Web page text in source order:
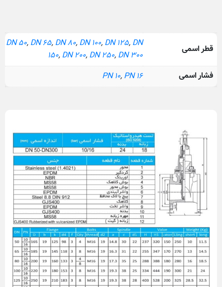
قطر اسمی DN 50, DN 65, DN 80, DN 100, DN 125, DN
150, DN 200, DN 250, DN 300
فشار اسمی
PN 10, PN 16